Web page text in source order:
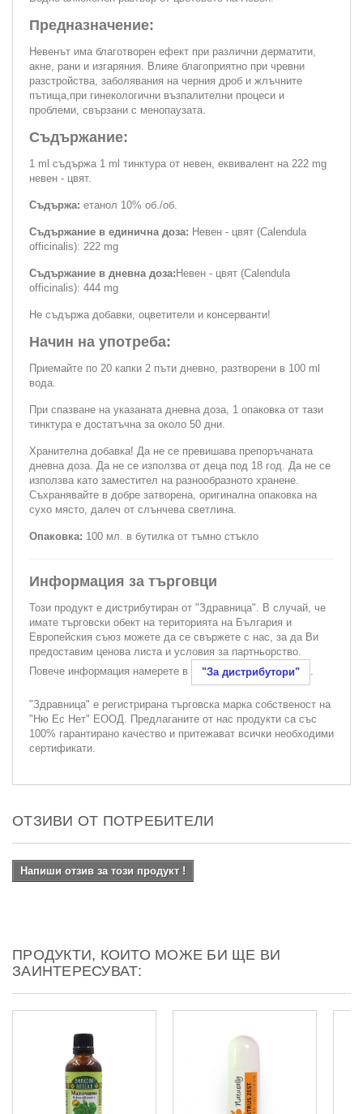
Предназначение:
Невенът има благотворен ефект при различни дерматити,
акне, рани и изгаряния. Влияе благоприятно при чревни
разстройства, заболявания на черния дроб и жлъчните
пътища,при гинекологични възпалителни процеси и
проблеми, свързани с менопаузата.
Съдържание:
1 ml съдържа 1 ml тинктура от невен, еквивалент на 222 mg
невен - цвят.
Съдържа: етанол 10% об./об.
Съдържание в единична доза: Невен - цвят (Calendula
officinalis): 222 mg
Съдържание в дневна доза: Невен - цвят (Calendula
officinalis): 444 mg
Не съдържа добавки, оцветители и консерванти!
Начин на употреба:
Приемайте по 20 капки 2 пъти дневно, разтворени в 100 ml
вода.
При спазване на указаната дневна доза, 1 опаковка от тази
тинктура е достатъчна за около 50 дни.
Хранителна добавка! Да не се превишава препоръчаната
дневна доза. Да не се използва от деца под 18 год. Да не се
използва като заместител на разнообразното хранене.
Съхранявайте в добре затворена, оригинална опаковка на
сухо място, далеч от слънчева светлина.
Опаковка: 100 мл. в бутилка от тъмно стъкло
Информация за търговци
Този продукт е дистрибутиран от "Здравница". В случай, че
имате търговски обект на територията на България и
Европейския съюз можете да се свържете с нас, за да Ви
предоставим ценова листа и условия за партньорство.
Повече информация намерете в
"За дистрибутори" .
"Здравница" е регистрирана търговска марка собственост на
"Ню Ес Нет" ЕООД. Предлаганите от нас продукти са със
100% гарантирано качество и притежават всички необходими
сертификати.
ОТЗИВИ ОТ ПОТРЕБИТЕЛИ
Напиши отзив за този продукт !
ПРОДУКТИ, КОИТО МОЖЕ БИ ЩЕ ВИ
ЗАИНТЕРЕСУВАТ: